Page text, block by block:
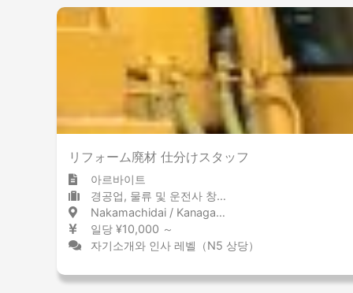
リフォーム廃材 仕分けスタッフ
아르바이트
경공업, 물류 및 운전사 창고 / 물류 센터
Nakamachidai / Kanagawa 仲町台 / 神奈川県
일당 ¥10,000 ～
자기소개와 인사 레벨（N5 상당）